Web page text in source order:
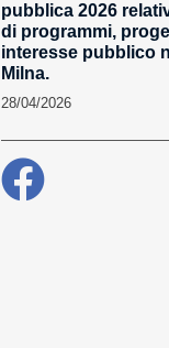
pubblica 2026
di programmi,
interesse pubblico
Milna.
28/04/2026